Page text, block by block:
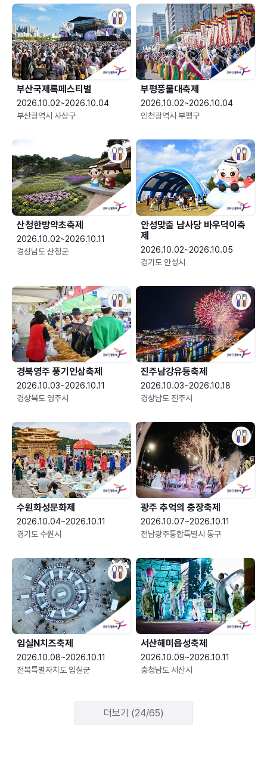
부산국제록페스티벌
2026.10.02~2026.10.04
부산광역시 사상구
부평풍물대축제
2026.10.02~2026.10.04
인천광역시 부평구
산청한방약초축제
2026.10.02~2026.10.11
경상남도 산청군
안성맞춤 남사당 바우덕이축
제
2026.10.02~2026.10.05
경기도 안성시
경북영주 풍기인삼축제
2026.10.03~2026.10.11
경상북도 영주시
진주남강유등축제
2026.10.03~2026.10.18
경상남도 진주시
수원화성문화제
2026.10.04~2026.10.11
경기도 수원시
광주 추억의 충장축제
2026.10.07~2026.10.11
전남광주통합특별시 동구
임실N치즈축제
2026.10.08~2026.10.11
전북특별자치도 임실군
서산해미읍성축제
2026.10.09~2026.10.11
충청남도 서산시
더보기 (24/65)